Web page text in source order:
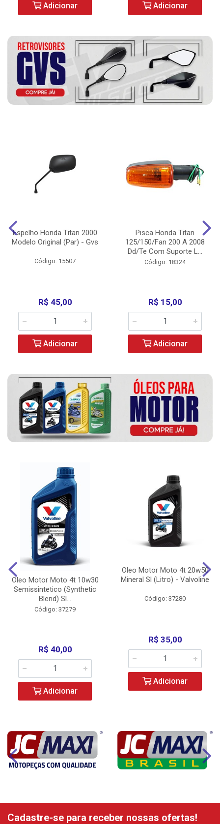
Adicionar Adicionar
Espelho Honda Titan 2000
Modelo Original (Par) - Gvs
Código: 15507
R$ 45,00
Adicionar
Pisca Honda Titan
125/150/Fan 200 A 2008
Dd/Te Com Suporte L...
Código: 18324
R$ 15,00
Adicionar
Oleo Motor Moto 4t 10w30
Semissintetico (Synthetic
Blend) Sl...
Código: 37279
R$ 40,00
Adicionar
Oleo Motor Moto 4t 20w50
Mineral Sl (Litro) - Valvoline
Código: 37280
R$ 35,00
Adicionar
Cadastre-se para receber nossas ofertas!